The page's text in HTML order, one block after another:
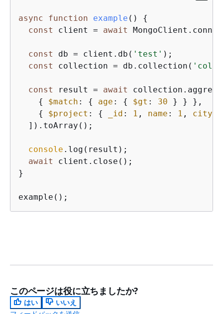
async function example ( ) {
const
client = await
const db = client.db( 'test' );
const
collection = db.collection(
const result = await
{
$match : { age : { $gt : 30 } } },
{
$project : { _id : 1 , name : 1 , city
  ]).toArray();
console .log(result);
await
client.close();
}
example();
このページは役に立ちましたか?
はい
いいえ